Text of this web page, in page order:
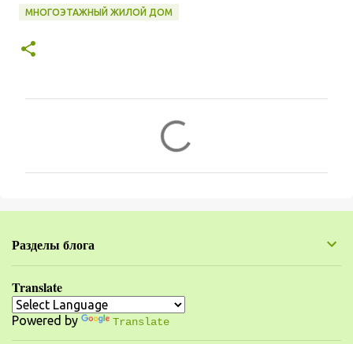
МНОГОЭТАЖНЫЙ ЖИЛОЙ ДОМ
е
т
р
и
Разделы блога
Translate
Powered by Translate